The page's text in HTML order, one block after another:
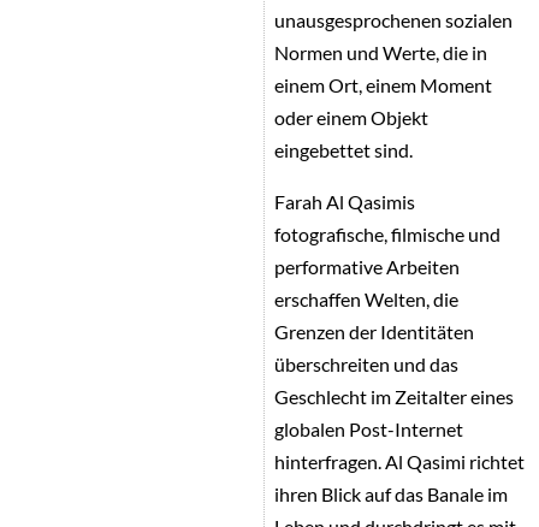
unausgesprochenen sozialen
Normen und Werte, die in
einem Ort, einem Moment
oder einem Objekt
eingebettet sind.
Farah Al Qasimis
fotografische, filmische und
performative Arbeiten
erschaffen Welten, die
Grenzen der Identitäten
überschreiten und das
Geschlecht im Zeitalter eines
globalen Post-Internet
hinterfragen. Al Qasimi richtet
ihren Blick auf das Banale im